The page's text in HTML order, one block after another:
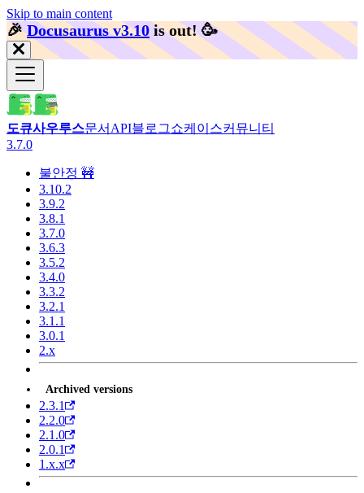
Skip to main content
🎉️Docusaurus v3.10 is out! 🥳️
도큐사우루스문서 API블로그쇼케이스커뮤니티
3.7.0
불안정 🚧
3.10.2
3.9.2
3.8.1
3.7.0
3.6.3
3.5.2
3.4.0
3.3.2
3.2.1
3.1.1
3.0.1
2.x
Archived versions
2.3.1
2.2.0
2.1.0
2.0.1
1.x.x